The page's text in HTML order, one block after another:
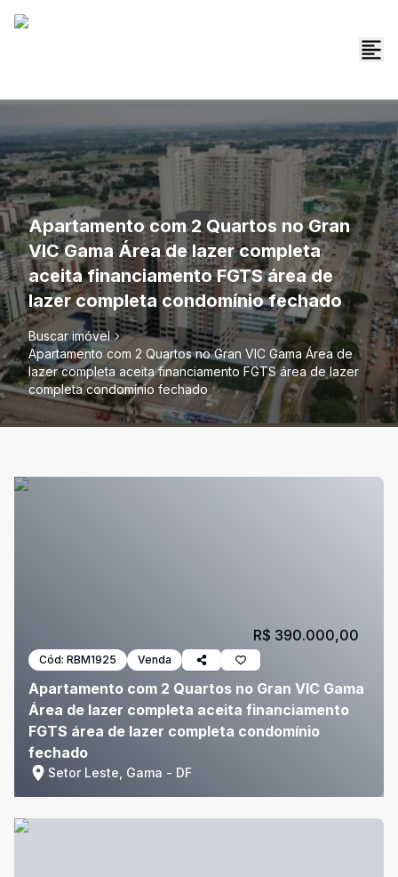
Apartamento com 2 Quartos no Gran
VIC Gama Área de lazer completa
aceita financiamento FGTS área de
lazer completa condomínio fechado
Buscar imóvel
Apartamento com 2 Quartos no Gran VIC Gama Área de
lazer completa aceita financiamento FGTS área de lazer
completa condomínio fechado
Cód: RBM1925 Venda
Apartamento com 2 Quartos no Gran VIC Gama
Área de lazer completa aceita financiamento
FGTS área de lazer completa condomínio
fechado
Setor Leste, Gama - DF
R$ 390.000,00